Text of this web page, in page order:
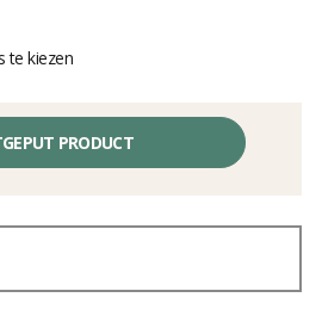
te kiezen
PRODUCT